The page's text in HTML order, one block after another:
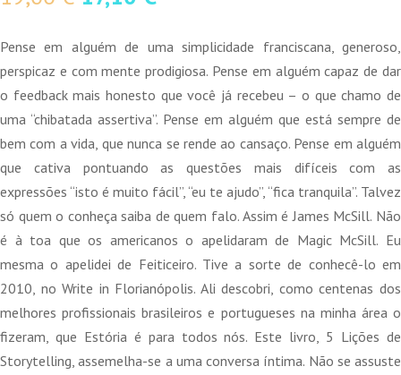
original
era:
19,00 €.
atual
é:
17,10 €.
Pense em alguém de uma simplicidade franciscana, generoso,
perspicaz e com mente prodigiosa. Pense em alguém capaz de dar
o feedback mais honesto que você já recebeu – o que chamo de
uma “chibatada assertiva”. Pense em alguém que está sempre de
bem com a vida, que nunca se rende ao cansaço. Pense em alguém
que cativa pontuando as questões mais difíceis com as
expressões “isto é muito fácil”, “eu te ajudo”, “fica tranquila”. Talvez
só quem o conheça saiba de quem falo. Assim é James McSill. Não
é à toa que os americanos o apelidaram de Magic McSill. Eu
mesma o apelidei de Feiticeiro. Tive a sorte de conhecê-lo em
2010, no Write in Florianópolis. Ali descobri, como centenas dos
melhores profissionais brasileiros e portugueses na minha área o
fizeram, que Estória é para todos nós. Este livro, 5 Lições de
Storytelling, assemelha-se a uma conversa íntima. Não se assuste